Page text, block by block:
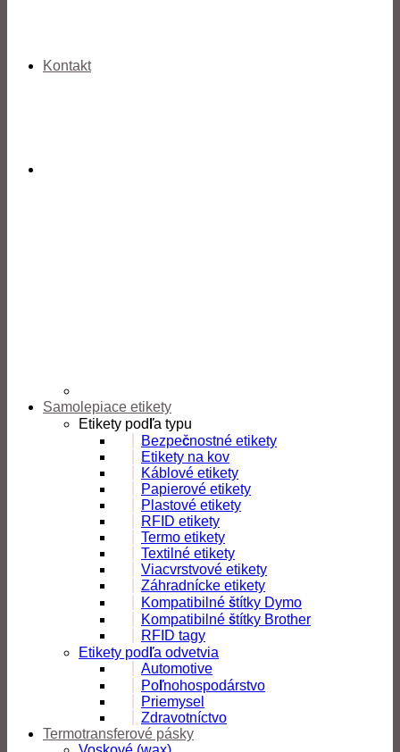
Kontakt
Samolepiace etikety
Etikety podľa typu
Bezpečnostné etikety
Etikety na kov
Káblové etikety
Papierové etikety
Plastové etikety
RFID etikety
Termo etikety
Textilné etikety
Viacvrstvové etikety
Záhradnícke etikety
Kompatibilné štítky Dymo
Kompatibilné štítky Brother
RFID tagy
Etikety podľa odvetvia
Automotive
Poľnohospodárstvo
Priemysel
Zdravotníctvo
Termotransferové pásky